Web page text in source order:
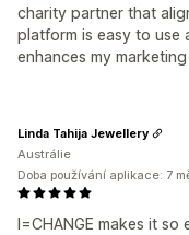
charity partner that
platform is easy to use
enhances my
I=CHANGE makes it
Linda Tahija Jewellery
Austrálie
Doba používání aplikace: 7